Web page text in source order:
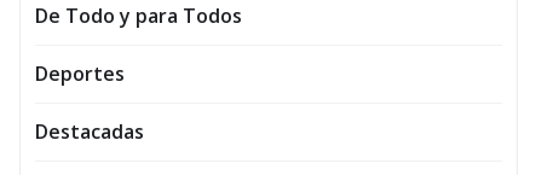
De Todo y para Todos
Deportes
Destacadas